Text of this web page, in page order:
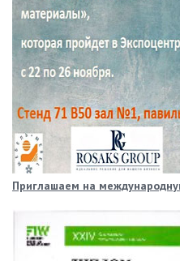
Приглашаем на